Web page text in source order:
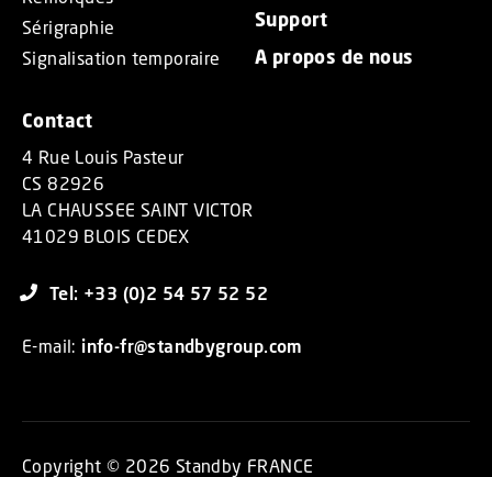
Sérigraphie
Signalisation temporaire
Support
A propos de nous
Contact
4 Rue Louis Pasteur
CS 82926
LA CHAUSSEE SAINT VICTOR
41029 BLOIS CEDEX
Tel: +33 (0)2 54 57 52 52
E-mail: info-fr@standbygroup.com
Copyright © 2026 Standby FRANCE